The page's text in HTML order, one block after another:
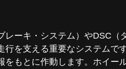
レーキ・システム）やDSC（
行を支える重要なシステムで
をもとに作動します。ホイー